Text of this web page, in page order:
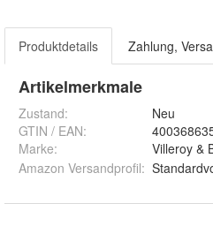
Produktdetails Zahlung,
Artikelmerkmale
Zustand:
Neu
GTIN / EAN:
Marke:
Villeroy &
Amazon Versandprofil: